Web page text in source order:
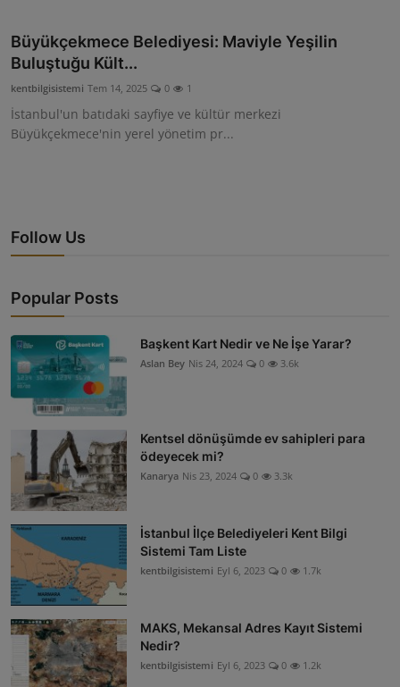
BELEDİYELER
Büyükçekmece Belediyesi: Maviyle Yeşilin
Buluştuğu Kült...
kentbilgisistemi Tem 14, 2025 0 1
İstanbul'un batıdaki sayfiye ve kültür merkezi
Büyükçekmece'nin yerel yönetim pr...
Follow Us
Popular Posts
Başkent Kart Nedir ve Ne İşe Yarar?
Aslan Bey Nis 24, 2024 0 3.6k
Kentsel dönüşümde ev sahipleri para
ödeyecek mi?
Kanarya Nis 23, 2024 0 3.3k
İstanbul İlçe Belediyeleri Kent Bilgi
Sistemi Tam Liste
kentbilgisistemi Eyl 6, 2023 0 1.7k
MAKS, Mekansal Adres Kayıt Sistemi
Nedir?
kentbilgisistemi Eyl 6, 2023 0 1.2k